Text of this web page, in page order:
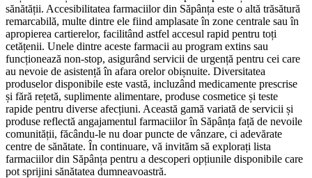
sănătății. Accesibilitatea farmaciilor din Săpânța este o altă trăsătură
remarcabilă, multe dintre ele fiind amplasate în zone centrale sau în
apropierea cartierelor, facilitând astfel accesul rapid pentru toți
cetățenii. Unele dintre aceste farmacii au program extins sau
funcționează non-stop, asigurând servicii de urgență pentru cei care
au nevoie de asistență în afara orelor obișnuite. Diversitatea
produselor disponibile este vastă, incluzând medicamente prescrise
și fără rețetă, suplimente alimentare, produse cosmetice și teste
rapide pentru diverse afecțiuni. Această gamă variată de servicii și
produse reflectă angajamentul farmaciilor în Săpânța față de nevoile
comunității, făcându-le nu doar puncte de vânzare, ci adevărate
centre de sănătate. În continuare, vă invităm să explorați lista
farmaciilor din Săpânța pentru a descoperi opțiunile disponibile care
pot sprijini sănătatea dumneavoastră.